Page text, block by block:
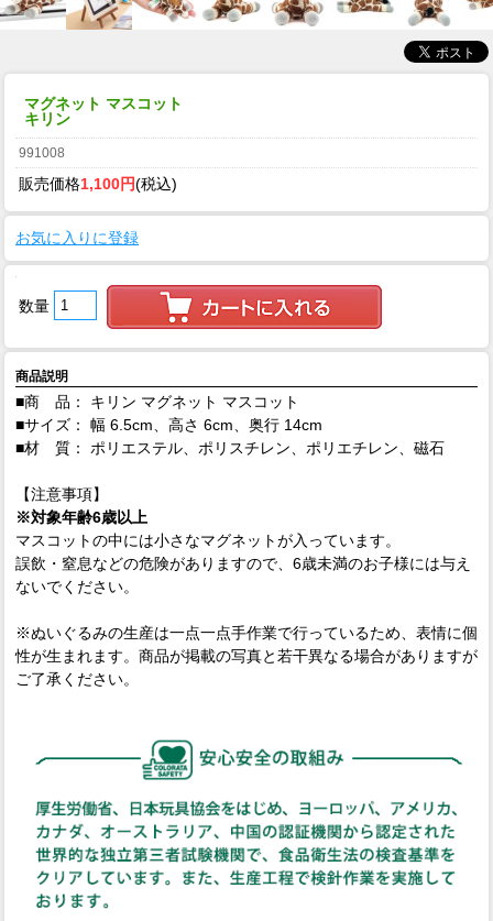
マグネット マスコット
キリン
991008
販売価格1,100円(税込)
お気に入りに登録
数量
商品説明
■商 品： キリン マグネット マスコット
■サイズ： 幅 6.5cm、高さ 6cm、奥行 14cm
■材 質： ポリエステル、ポリスチレン、ポリエチレン、磁石
【注意事項】
※対象年齢6歳以上
マスコットの中には小さなマグネットが入っています。
誤飲・窒息などの危険がありますので、6歳未満のお子様には与え
ないでください。
※ぬいぐるみの生産は一点一点手作業で行っているため、表情に個
性が生まれます。商品が掲載の写真と若干異なる場合がありますが
ご了承ください。